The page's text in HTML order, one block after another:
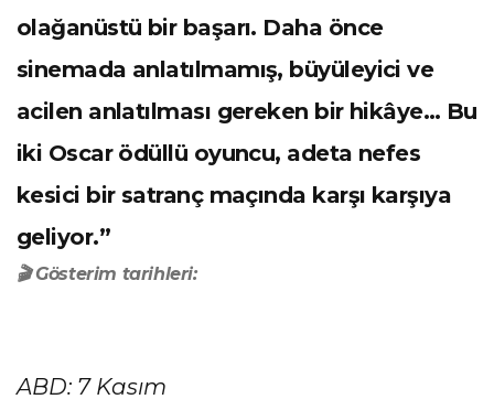
olağanüstü bir başarı. Daha önce
sinemada anlatılmamış, büyüleyici ve
acilen anlatılması gereken bir hikâye… Bu
iki Oscar ödüllü oyuncu, adeta nefes
kesici bir satranç maçında karşı karşıya
geliyor.”
🎬 Gösterim tarihleri:
ABD: 7 Kasım